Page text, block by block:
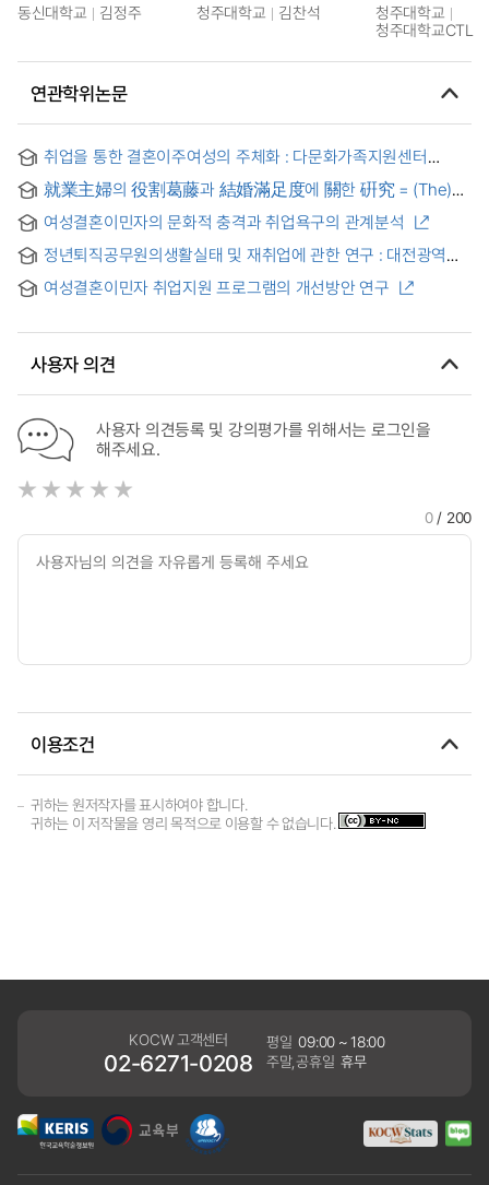
동신대학교 김정주 청주대학교 김찬석
청주대학교
청주대학교CTL
연관학위논문
취업을 통한 결혼이주여성의 주체화 : 다문화가족지원센터
종사자 중심으로 = Subjectification of marriage migrant
women through employment : In the center of the multi-
cultural family support center workers
就業主婦의 役割葛藤과 結婚滿足度에 關한 硏究 = (The)
women
여성결혼이민자의 문화적 충격과 취업욕구의 관계분석
정년퇴직공무원의생활실태 및 재취업에 관한 연구 : 대전광역시
여성결혼이민자 취업지원 프로그램의 개선방안 연구
사용자 의견
사용자 의견등록 및 강의평가를 위해서는 로그인을
해주세요.
0/ 200
이용조건
귀하는 원저작자를 표시하여야 합니다.
귀하는 이 저작물을 영리 목적으로 이용할 수 없습니다.
KOCW 고객센터
02-6271-0208
평일 09:00 ~ 18:00
주말,공휴일 휴무